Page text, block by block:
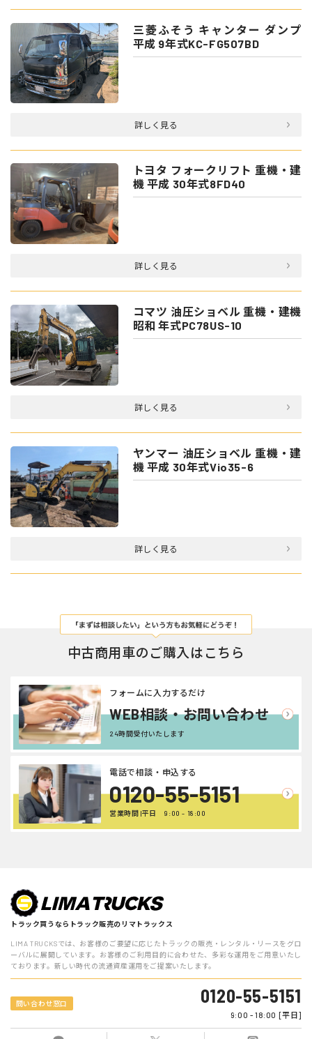
三菱ふそう キャンター ダンプ
平成 9年式KC-FG507BD
詳しく見る
トヨタ フォークリフト 重機・建
機 平成 30年式8FD40
詳しく見る
コマツ 油圧ショベル 重機・建機
昭和 年式PC78US-10
詳しく見る
ヤンマー 油圧ショベル 重機・建
機 平成 30年式Vio35-6
詳しく見る
中古商用車のご購入はこちら
WEB相談・お問い合わせ
フォームに入力するだけ
24時間受付いたします
0120-55-5151
電話で相談・申込する
営業時間 |平日 9:00 - 18:00
トラック買うならトラック販売のリマトラックス
LIMA TRUCKSでは、お客様のご要望に応じたトラックの販売・レンタル・リースをグロ
ーバルに展開しています。お客様のご利用目的に合わせた、多彩な運用をご用意いたし
ております。新しい時代の流通資産運用をご提案いたします。
問い合わせ窓口 0120-55-5151
9:00 - 18:00 [平日]